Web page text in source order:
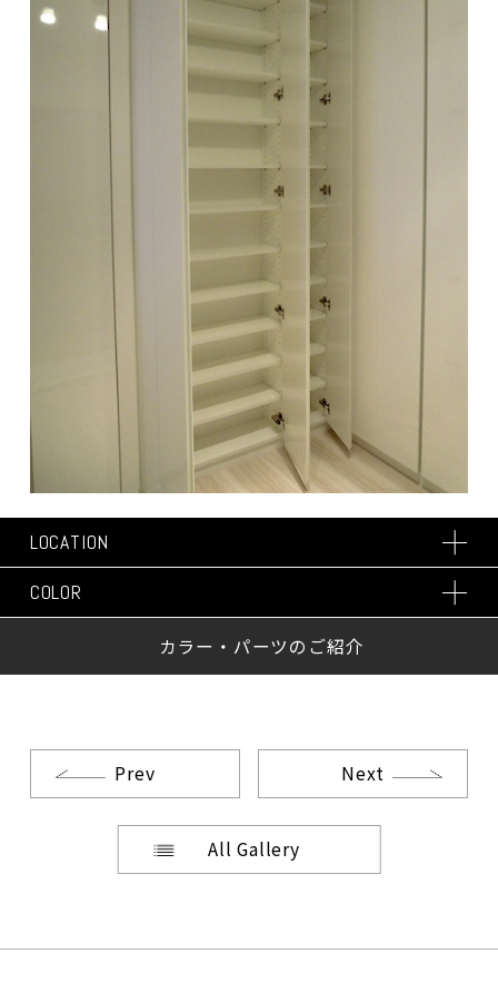
LOCATION
COLOR
カラー・パーツのご紹介
Prev
All Gallery
Next